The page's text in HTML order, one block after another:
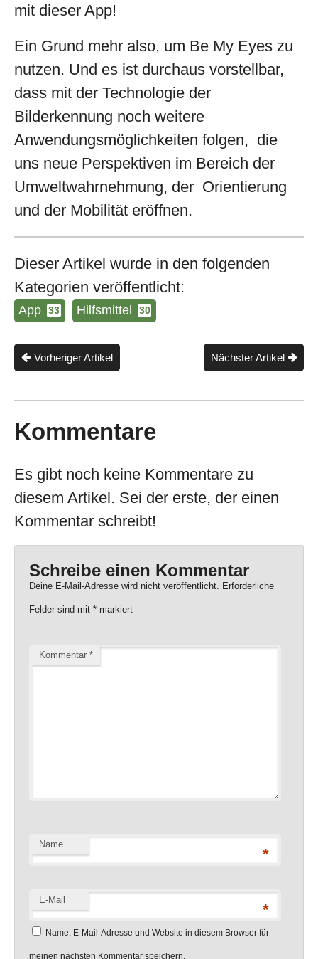
mit dieser App!
Ein Grund mehr also, um Be My Eyes zu
nutzen. Und es ist durchaus vorstellbar,
dass mit der Technologie der
Bilderkennung noch weitere
Anwendungsmöglichkeiten folgen, die
uns neue Perspektiven im Bereich der
Umweltwahrnehmung, der Orientierung
und der Mobilität eröffnen.
Dieser Artikel wurde in den folgenden
Kategorien veröffentlicht:
App 33 Hilfsmittel 30
Nächster Artikel
Vorheriger Artikel
Kommentare
Es gibt noch keine Kommentare zu
diesem Artikel. Sei der erste, der einen
Kommentar schreibt!
Schreibe einen Kommentar
Deine E-Mail-Adresse wird nicht veröffentlicht. Erforderliche
Felder sind mit * markiert
Kommentar *
Name
*
E-Mail
*
Name, E-Mail-Adresse und Website in diesem Browser für
meinen nächsten Kommentar speichern.